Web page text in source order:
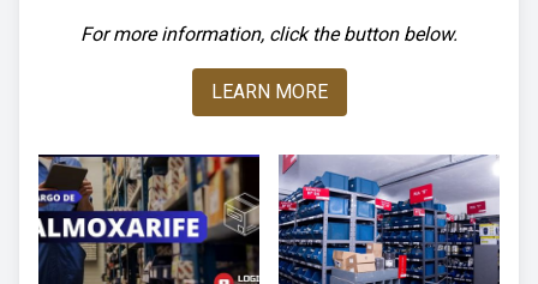
For more information, click the button below.
LEARN MORE